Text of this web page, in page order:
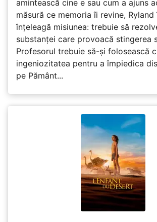
amintească cine e sau cum a ajuns
măsură ce memoria îi revine,
înțeleagă misiunea: trebuie să
substanței care provoacă stingerea
Profesorul trebuie să-și folosească
ingeniozitatea pentru a împiedica
pe Pământ...